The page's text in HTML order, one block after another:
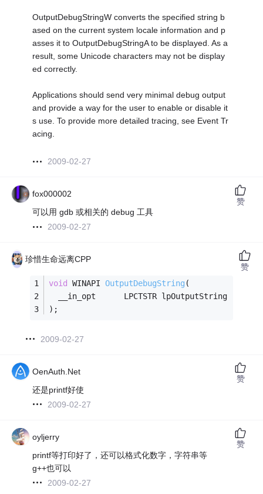
OutputDebugStringW converts the specified string b
ased on the current system locale information and p
asses it to OutputDebugStringA to be displayed. As a
result, some Unicode characters may not be display
ed correctly.
Applications should send very minimal debug output
and provide a way for the user to enable or disable it
s use. To provide more detailed tracing, see Event Tr
acing.
2009-02-27
fox000002
可以用 gdb 或相关的 debug 工具
2009-02-27
赞
珍惜生命远离CPP
void WINAPI OutputDebugString (
  __in_opt      LPCTSTR lpOutputString
);
2009-02-27
赞
OenAuth.Net
还是printf好使
2009-02-27
赞
oyljerry
printf等打印好了，还可以格式化数字，字符串等
g++也可以
2009-02-27
赞